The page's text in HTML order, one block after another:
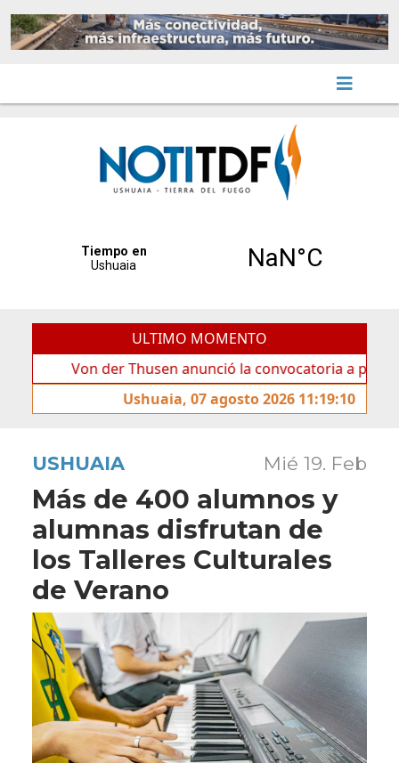
ULTIMO MOMENTO
Von der Thusen anunció la convocatoria a partidos
Ushuaia, 07 agosto 2026 11:19:10
USHUAIA Mié 19. Feb
Más de 400 alumnos y
alumnas disfrutan de
los Talleres Culturales
de Verano